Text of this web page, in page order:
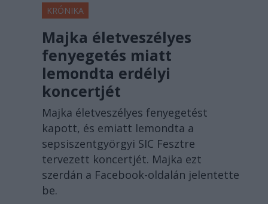
KRÓNIKA
Majka életveszélyes
fenyegetés miatt
lemondta erdélyi
koncertjét
Majka életveszélyes fenyegetést
kapott, és emiatt lemondta a
sepsiszentgyörgyi SIC Fesztre
tervezett koncertjét. Majka ezt
szerdán a Facebook-oldalán jelentette
be.